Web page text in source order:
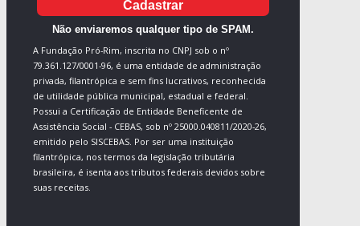
Cadastrar
Não enviaremos qualquer tipo de SPAM.
A Fundação Pró-Rim, inscrita no CNPJ sob o nº
79.361.127/0001-96, é uma entidade de administração
privada, filantrópica e sem fins lucrativos, reconhecida
de utilidade pública municipal, estadual e federal.
Possui a Certificação de Entidade Beneficente de
Assistência Social - CEBAS, sob nº 25000.040811/2020-26,
emitido pelo SISCEBAS. Por ser uma instituição
filantrópica, nos termos da legislação tributária
brasileira, é isenta aos tributos federais devidos sobre
suas receitas.